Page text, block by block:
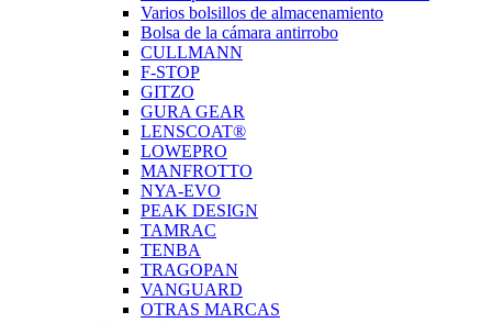
Varios bolsillos de almacenamiento
Bolsa de la cámara antirrobo
CULLMANN
F-STOP
GITZO
GURA GEAR
LENSCOAT®
LOWEPRO
MANFROTTO
NYA-EVO
PEAK DESIGN
TAMRAC
TENBA
TRAGOPAN
VANGUARD
OTRAS MARCAS